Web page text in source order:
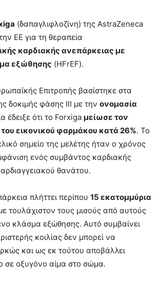
(δαπαγλιφλοζίνη) της AstraZeneca
ΕΕ για τη θεραπεία
καρδιακής ανεπάρκειας με
εξώθησης (HFrEF).
Επιτροπής βασίστηκε στα
δοκιμής φάσης III με την ονομασία
έδειξε ότι το Forxiga μείωσε τον
εικονικού φαρμάκου κατά 26%. Το
σημείο της μελέτης ήταν ο χρόνος
ενός συμβάντος καρδιακής
θανάτου.
πλήττει περίπου 15 εκατομμύρια
τουλάχιστον τους μισούς από αυτούς
κλάσμα εξώθησης. Αυτό συμβαίνει
κοιλίας δεν μπορεί να
και ως εκ τούτου αποβάλλει
σε οξυγόνο αίμα στο σώμα.